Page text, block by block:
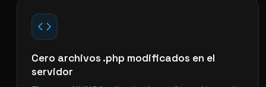
Cero archivos .php modificados en el
servidor